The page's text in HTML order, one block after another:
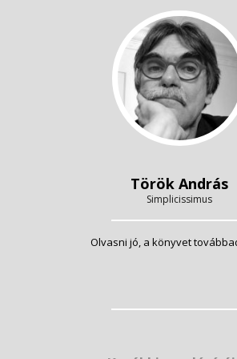
Török András
Simplicissimus
Olvasni jó, a könyvet